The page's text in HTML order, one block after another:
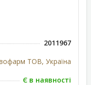
2011967
ТОВ, Україна
Є в наявності